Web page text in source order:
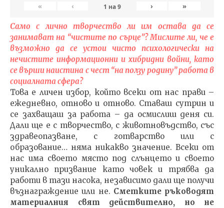
« ‹ 1 на9 › »
Само с лично творчество ли им остава да се
занимават на “чистите по сърце”? Мислите ли, че е
възможно да се устои чисто психологически на
нечистите информационни и хибридни войни, като
се върши наистина с чест “на ползу родину” работа в
социалната сфера?
Това е личен избор, който всеки от нас прави –
ежедневно, отново и отново. Ставаш сутрин и
се захващаш за работа – да осмислиш деня си.
Дали ще е с творчество, с животновъдство, със
здравеопазване, с готварство или с
образование… няма никакво значение. Всеки от
нас има своето място под слънцето и своето
уникално призвание като човек и трябва да
работи в тази насока, независимо дали ще получи
възнаграждение или не. Сметките ръководят
материалния свят действително, но не